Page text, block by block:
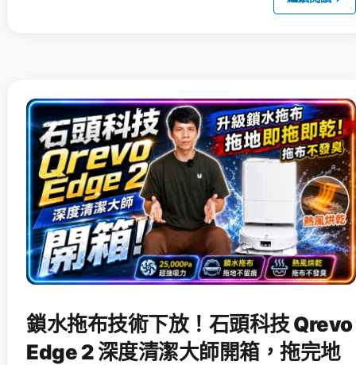
鎖水拖布技術下放！石頭科技 Qrevo
Edge 2 深度清潔大師開箱，拖完地